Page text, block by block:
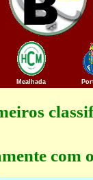
Mealhada
com